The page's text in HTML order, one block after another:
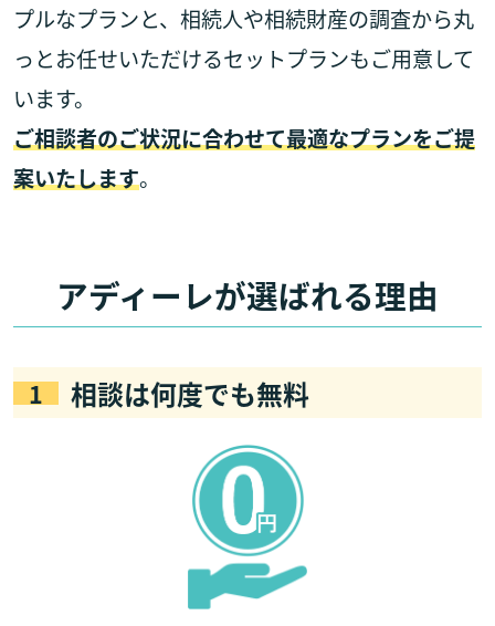
プルなプランと、相続人や相続財産の調査から丸
っとお任せいただけるセットプランもご用意して
います。
ご相談者のご状況に合わせて最適なプランをご提
案いたします。
アディーレが選ばれる理由
1 相談は何度でも無料